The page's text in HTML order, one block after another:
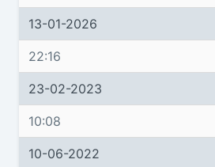
13-01-2026
22:16
23-02-2023
10:08
10-06-2022